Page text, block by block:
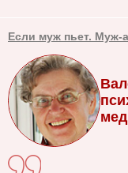
Если муж пьет. Муж-